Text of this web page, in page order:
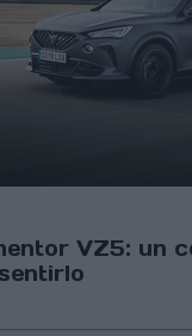
VZ5: un